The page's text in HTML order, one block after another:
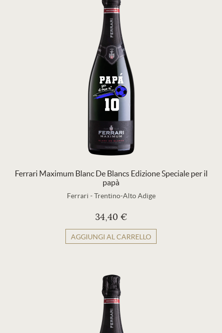
Ferrari Maximum Blanc De Blancs Edizione Speciale per il
papà
Ferrari -Trentino-Alto Adige
34,40 €
AGGIUNGI AL CARRELLO